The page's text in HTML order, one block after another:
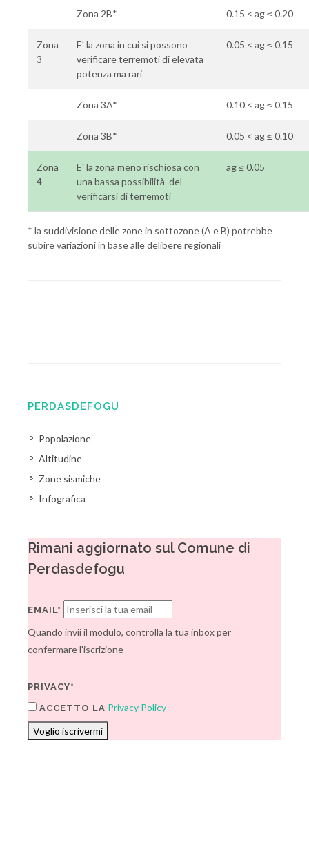
Zona 2B* 0.15 < ag ≤ 0.20
Zona
3
E' la zona in cui si possono
verificare terremoti di elevata
potenza ma rari
0.05 < ag ≤ 0.15
Zona 3A* 0.10 < ag ≤ 0.15
Zona 3B* 0.05 < ag ≤ 0.10
Zona
4
E' la zona meno rischiosa con
una bassa possibilità del
verificarsi di terremoti
ag ≤ 0.05
* la suddivisione delle zone in sottozone (A e B) potrebbe
subire variazioni in base alle delibere regionali
PERDASDEFOGU
Popolazione
Altitudine
Zone sismiche
Infografica
Rimani aggiornato sul Comune di
Perdasdefogu
EMAIL*
Quando invii il modulo, controlla la tua inbox per
confermare l'iscrizione
PRIVACY*
ACCETTO LA Privacy Policy
Voglio iscrivermi